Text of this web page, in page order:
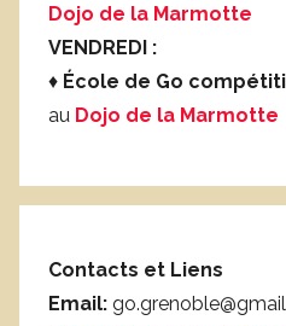
Dojo de la Marmotte
VENDREDI :
♦ École de Go
au Dojo de la Marmotte
Contacts et Liens
Email: